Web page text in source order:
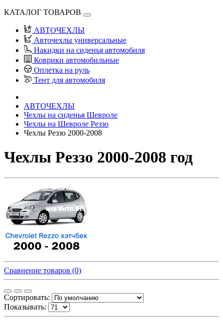
КАТАЛОГ ТОВАРОВ
АВТОЧЕХЛЫ
Авточехлы универсальные
Накидки на сиденья автомобиля
Коврики автомобильные
Оплетка на руль
Тент для автомобиля
АВТОЧЕХЛЫ
Чехлы на сиденья Шевроле
Чехлы на Шевроле Реззо
Чехлы Реззо 2000-2008
Чехлы Реззо 2000-2008 год
Сравнение товаров (0)
Сортировать:
Показывать: